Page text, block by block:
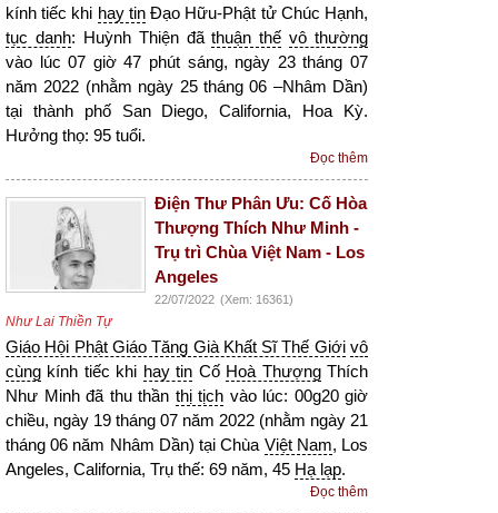
kính tiếc khi hay tinĐạo Hữu-Phật tử Chúc Hạnh,
tục danh: Huỳnh Thiện đãthuận thế vô thường
vào lúc 07 giờ 47 phút sáng, ngày 23 tháng 07
năm 2022 (nhằm ngày 25 tháng 06 –Nhâm Dần)
tại thành phố San Diego, California, Hoa Kỳ.
Hưởng thọ: 95 tuổi.
Đọc thêm
Điện Thư Phân Ưu: Cố Hòa
Thượng Thích Như Minh -
Trụ trì Chùa Việt Nam - Los
Angeles
22/07/2022 (Xem: 16361)
Như Lai Thiền Tự
Giáo Hội Phật Giáo Tăng Già Khất Sĩ Thế Giới vô
cùng kính tiếc khi hay tin Cố Hoà ThượngThích
Như Minh đã thu thần thị tịch vào lúc: 00g20 giờ
chiều, ngày 19 tháng 07 năm 2022 (nhằm ngày 21
tháng 06 năm Nhâm Dần) tại Chùa Việt Nam, Los
Angeles, California, Trụ thế: 69 năm, 45 Hạ lạp.
Đọc thêm